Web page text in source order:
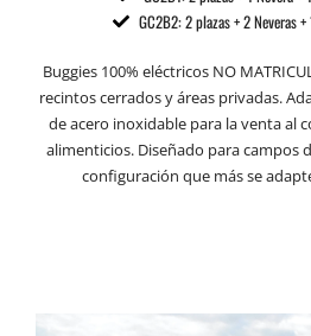
GC2B2: 2 plazas + 2 Neveras
Buggies 100% eléctricos NO
recintos cerrados y áreas privadas.
de acero inoxidable para la venta al
alimenticios. Diseñado para campos
configuración que más se